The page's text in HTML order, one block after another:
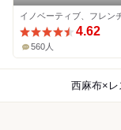
イノベーティブ、フレン
4.62
560人
西麻布×レ